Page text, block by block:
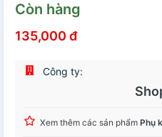
Còn hàng
135,000 đ
Công ty:
Xem thêm các sản phẩm Phụ